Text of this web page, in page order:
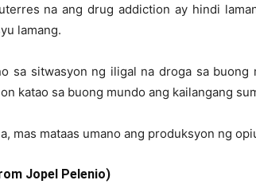
na ang drug addiction ay hindi
lamang.
sa sitwasyon ng iligal na droga sa
katao sa buong mundo ang kailangang
mas mataas umano ang produksyon ng
Jopel Pelenio)